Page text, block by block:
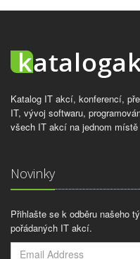
Katalog IT akcí, konferencí,
IT, vývoj softwaru,
všech IT akcí na jednom
Novinky
Přihlašte se k odběru našeho
pořádaných IT akcí.